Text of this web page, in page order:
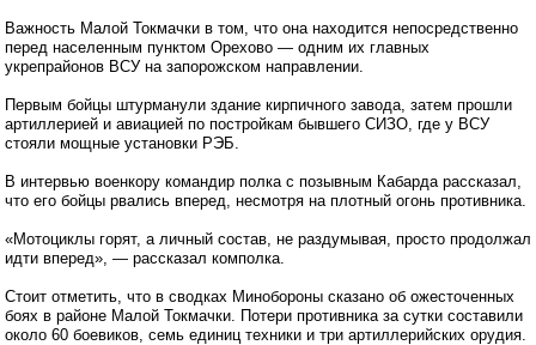
Важность Малой Токмачки в том, что она находится непосредственно
перед населенным пунктом Орехово — одним их главных
укрепрайонов ВСУ на запорожском направлении.
Первым бойцы штурманули здание кирпичного завода, затем прошли
артиллерией и авиацией по постройкам бывшего СИЗО, где у ВСУ
стояли мощные установки РЭБ.
В интервью военкору командир полка с позывным Кабарда рассказал,
что его бойцы рвались вперед, несмотря на плотный огонь противника.
«Мотоциклы горят, а личный состав, не раздумывая, просто продолжал
идти вперед», — рассказал комполка.
Стоит отметить, что в сводках Минобороны сказано об ожесточенных
боях в районе Малой Токмачки. Потери противника за сутки составили
около 60 боевиков, семь единиц техники и три артиллерийских орудия.